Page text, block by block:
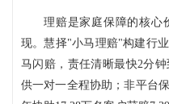
理赔是家庭保障的核心
现。慧择"小马理赔"构建行
马闪赔，责任清晰最快2分
供一对一全程协助；非平台